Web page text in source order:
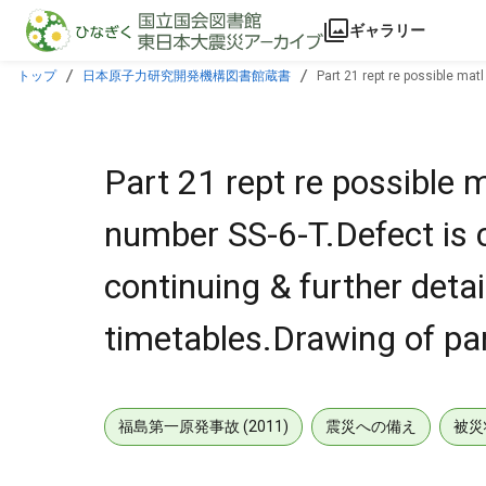
本文に飛ぶ
ギャラリー
トップ 日本原子力研究開発機構図書館蔵書
Part 21 rept re possible
Part 21 rept re possible
number SS-6-T.Defect
continuing & further
timetables.Drawing of
福島第一原発事故 (2011) 震災への備え 被災